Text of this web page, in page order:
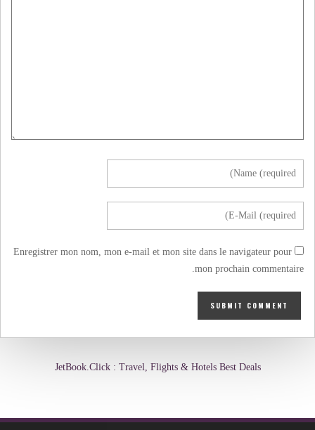
Enregistrer mon nom, mon e-mail et mon site dans le navigateur pour
mon prochain commentaire.
JetBook.Click : Travel, Flights & Hotels Best Deals